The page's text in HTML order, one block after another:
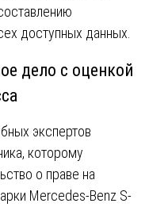
доступных данных.
дело с оценкой
экспертов
которому
о праве на
Mercedes-Benz S-